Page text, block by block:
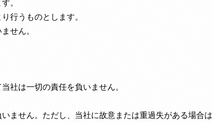
。
行うものとします。
せん。
社は一切の責任を負いません。
せん。ただし、当社に故意または重過失がある場合